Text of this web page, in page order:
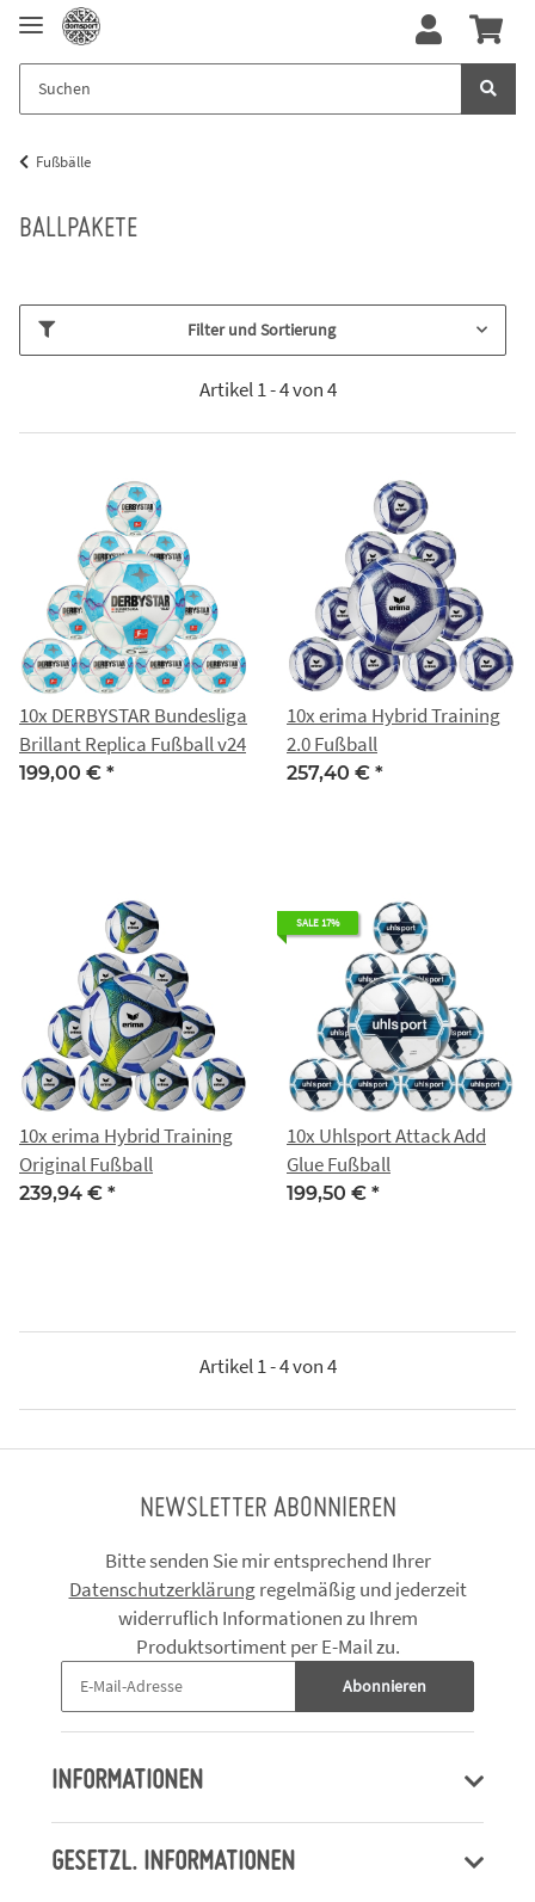
Fußbälle
BALLPAKETE
Filter und Sortierung
Artikel 1 - 4 von 4
10x DERBYSTAR Bundesliga
Brillant Replica Fußball v24
199,00 € *
10x erima Hybrid Training
2.0 Fußball
257,40 € *
10x erima Hybrid Training
Original Fußball
239,94 € *
SALE 17%
10x Uhlsport Attack Add
Glue Fußball
199,50 € *
Artikel 1 - 4 von 4
NEWSLETTER ABONNIEREN
Bitte senden Sie mir entsprechend Ihrer
Datenschutzerklärungregelmäßig und jederzeit
widerruflich Informationen zu Ihrem
Produktsortiment per E-Mail zu.
Abonnieren
INFORMATIONEN
GESETZL. INFORMATIONEN